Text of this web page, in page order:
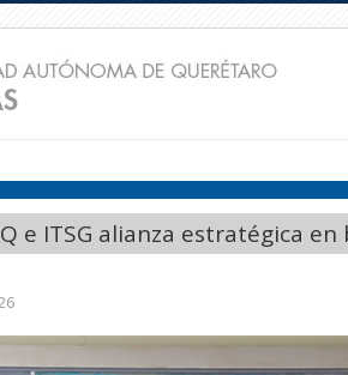
e ITSG alianza estratégica